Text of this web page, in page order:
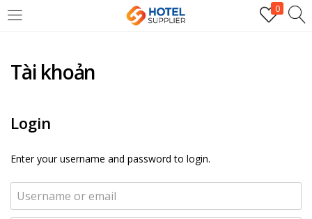
0
Tài khoản
Login
Enter your username and password to login.